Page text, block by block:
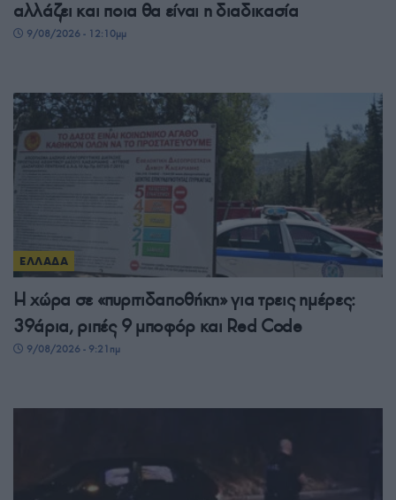
αλλάζει και ποια θα είναι η διαδικασία
9/08/2026 - 12:10μμ
ΕΛΛΑΔΑ
Η χώρα σε «πυριτιδαποθήκη» για τρεις ημέρες:
39άρια, ριπές 9 μποφόρ και Red Code
9/08/2026 - 9:21πμ